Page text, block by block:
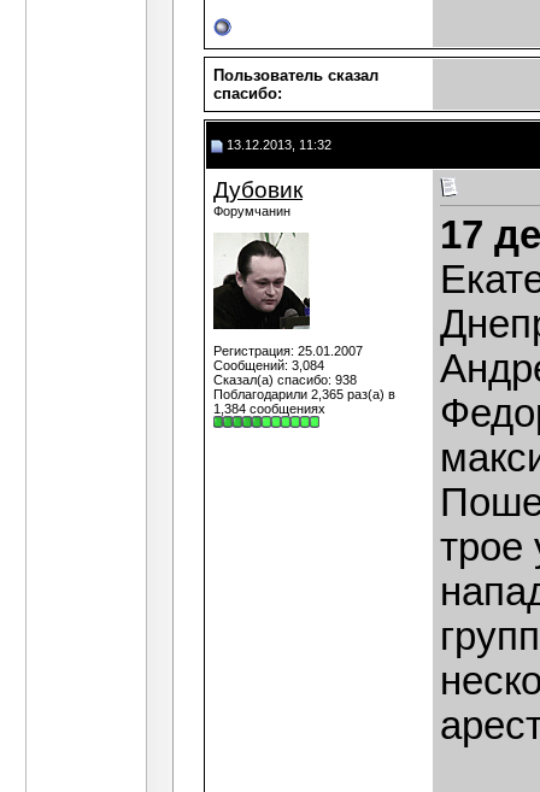
Пользователь сказал
cпасибо:
13.12.2013, 11:32
Дубовик
Форумчанин
Регистрация: 25.01.2007
Сообщений: 3,084
Сказал(а) спасибо: 938
Поблагодарили 2,365 раз(а) в
1,384 сообщениях
17
трое